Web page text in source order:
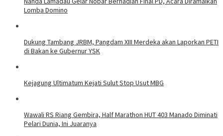
Lomba Domino
Dukung Tambang JRBM, Pangdam XIII Merdeka akan Laporkan PETI
di Bakan ke Gubernur YSK
Kejagung Ultimatum Kejati Sulut Stop Usut MBG
Wawali RS Riang Gembira, Half Marathon HUT 403 Manado Diminati
Pelari Dunia, Ini Juaranya